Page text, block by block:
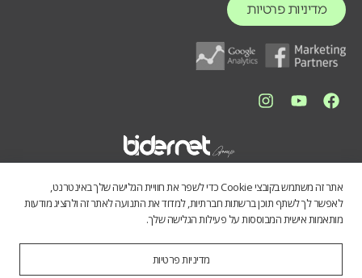
מדיניות פרטיות
התכנים באתר נועדו לספק מידע כללי לציבור הרחב. אין לראות בהם תחליף
אתר זה משתמש בקובצי Cookie כדי לשפר את חוויית הגלישה שלך באינטרנט,
לאפשר לך לשתף תוכן ברשתות חברתיות, למדוד את התנועה לאתר זה ולהציג מודעות
מותאמות אישית המבוססות על פעילות הגלישה שלך.
מדיניות פרטיות